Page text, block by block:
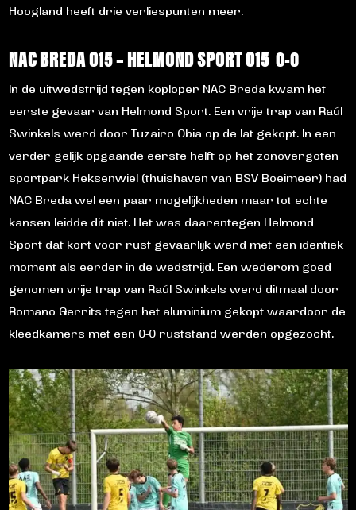
Hoogland heeft drie verliespunten meer.
NAC BREDA O15 – HELMOND SPORT O15 0-0
In de uitwedstrijd tegen koploper NAC Breda kwam het
eerste gevaar van Helmond Sport. Een vrije trap van Raúl
Swinkels werd door Tuzairo Obia op de lat gekopt. In een
verder gelijk opgaande eerste helft op het zonovergoten
sportpark Heksenwiel (thuishaven van BSV Boeimeer) had
NAC Breda wel een paar mogelijkheden maar tot echte
kansen leidde dit niet. Het was daarentegen Helmond
Sport dat kort voor rust gevaarlijk werd met een identiek
moment als eerder in de wedstrijd. Een wederom goed
genomen vrije trap van Raúl Swinkels werd ditmaal door
Romano Gerrits tegen het aluminium gekopt waardoor de
kleedkamers met een 0-0 ruststand werden opgezocht.